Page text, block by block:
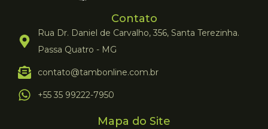
Contato
Rua Dr. Daniel de Carvalho, 356, Santa Terezinha.
Passa Quatro - MG
contato@tambonline.com.br
+55 35 99222-7950
Mapa do Site